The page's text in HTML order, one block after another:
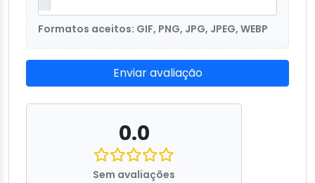
Formatos aceitos: GIF, PNG, JPG, JPEG, WEBP
Enviar avaliação
0.0
Sem avaliações